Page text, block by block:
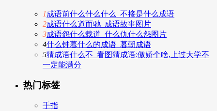
1 成语前什么什么什么_不接是什么成语
2成语什么道而驰_成语故事图片
3成语怨什么载道_什么仇什么怨图片
4什么钟暮什么的成语_暮朝成语
5猜成语什么不_看图猜成语:傲娇个啥,上过大学不
一定能满分
热门标签
手指